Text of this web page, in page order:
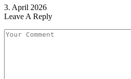
3. April 2026
Leave A Reply